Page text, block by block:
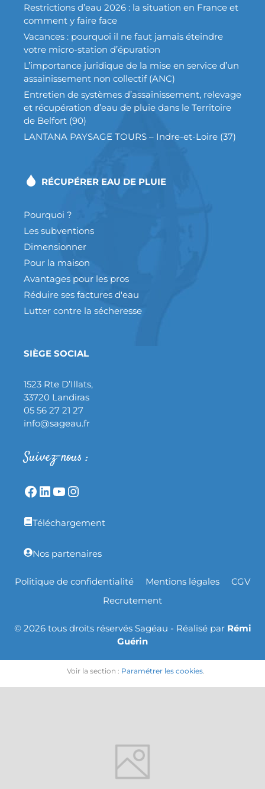
Restrictions d’eau 2026 : la situation en France et
comment y faire face
Vacances : pourquoi il ne faut jamais éteindre
votre micro-station d’épuration
L’importance juridique de la mise en service d’un
assainissement non collectif (ANC)
Entretien de systèmes d’assainissement, relevage
et récupération d’eau de pluie dans le Territoire
de Belfort (90)
LANTANA PAYSAGE TOURS – Indre-et-Loire (37)
RÉCUPÉRER EAU DE PLUIE
Pourquoi ?
Les subventions
Dimensionner
Pour la maison
Avantages pour les pros
Réduire ses factures d'eau
Lutter contre la sécheresse
SIÈGE SOCIAL
1523 Rte D’Illats,
33720 Landiras
05 56 27 21 27
info@sageau.fr
Suivez-nous :
Téléchargement
Nos partenaires
Politique de confidentialité Mentions légales
CGV
Recrutement
© 2026 tous droits réservés Sagéau - Réalisé par Rémi
Guérin
Voir la section : Paramétrer les cookies.